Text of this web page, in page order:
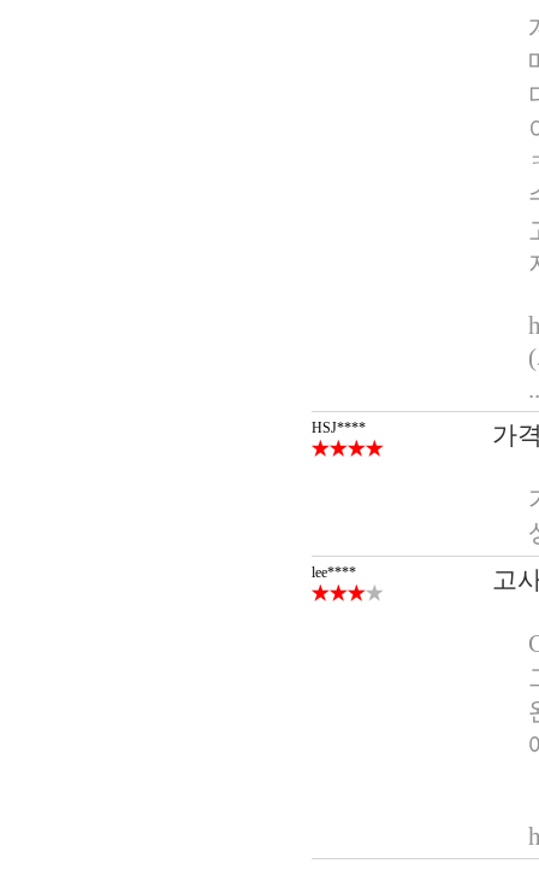
HSJ**** 가
lee**** 고